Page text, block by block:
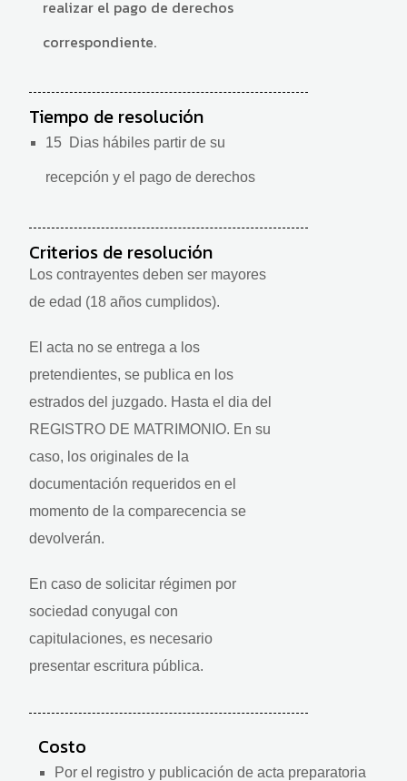
realizar el pago de derechos
correspondiente.
Tiempo de resolución
15 Dias hábiles partir de su
recepción y el pago de derechos
Criterios de resolución
Los contrayentes deben ser mayores
de edad (18 años cumplidos).
El acta no se entrega a los
pretendientes, se publica en los
estrados del juzgado. Hasta el dia del
REGISTRO DE MATRIMONIO. En su
caso, los originales de la
documentación requeridos en el
momento de la comparecencia se
devolverán.
En caso de solicitar régimen por
sociedad conyugal con
capitulaciones, es necesario
presentar escritura pública.
Costo
Por el registro y publicación de acta preparatoria